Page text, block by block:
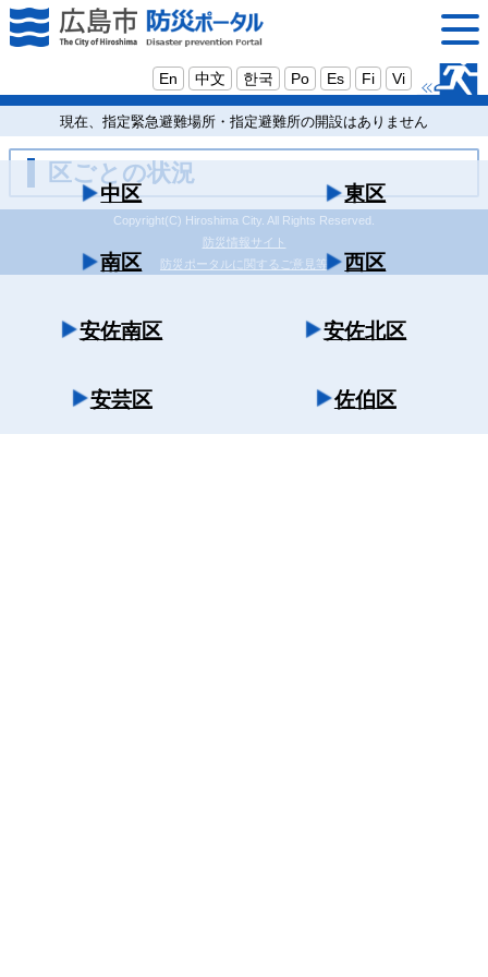
En 中文 한국 Po Es Fi Vi
現在、指定緊急避難場所・指定避難所の開設はありません
区ごとの状況
中区 東区
南区 西区
安佐南区 安佐北区
安芸区 佐伯区
Copyright(C) Hiroshima City. All Rights Reserved.
防災情報サイト
防災ポータルに関するご意見等